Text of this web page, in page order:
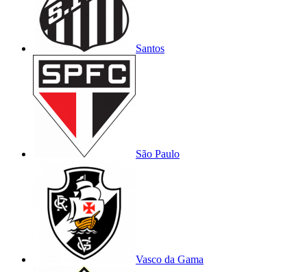
Santos
São Paulo
Vasco da Gama